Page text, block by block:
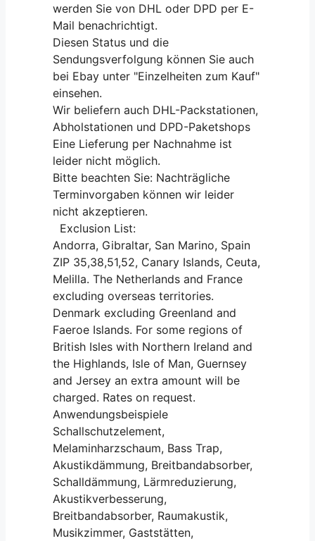
werden Sie von DHL oder DPD per E-
Mail benachrichtigt.
Diesen Status und die
Sendungsverfolgung können Sie auch
bei Ebay unter "Einzelheiten zum Kauf"
einsehen.
Wir beliefern auch DHL-Packstationen,
Abholstationen und DPD-Paketshops
Eine Lieferung per Nachnahme ist
leider nicht möglich.
Bitte beachten Sie: Nachträgliche
Terminvorgaben können wir leider
nicht akzeptieren.
Exclusion List:
Andorra, Gibraltar, San Marino, Spain
ZIP 35,38,51,52, Canary Islands, Ceuta,
Melilla. The Netherlands and France
excluding overseas territories.
Denmark excluding Greenland and
Faeroe Islands. For some regions of
British Isles with Northern Ireland and
the Highlands, Isle of Man, Guernsey
and Jersey an extra amount will be
charged. Rates on request.
Anwendungsbeispiele
Schallschutzelement,
Melaminharzschaum, Bass Trap,
Akustikdämmung, Breitbandabsorber,
Schalldämmung, Lärmreduzierung,
Akustikverbesserung,
Breitbandabsorber, Raumakustik,
Musikzimmer, Gaststätten,